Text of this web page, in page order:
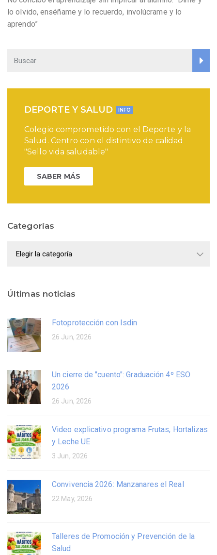
lo olvido, enséñame y lo recuerdo, involúcrame y lo
aprendo”
DEPORTE Y SALUD INFO
Colegio comprometido con el Deporte y la
Salud. Centro con el distintivo de calidad
"Sello vida saludable"
SABER MÁS
Categorías
Últimas noticias
Fotoprotección con Isdin
26 Jun, 2026
Un cierre de "cuento": Graduación 4º ESO
2026
26 Jun, 2026
Video explicativo programa Frutas, Hortalizas
y Leche UE
3 Jun, 2026
Convivencia 2026: Manzanares el Real
22 May, 2026
Talleres de Promoción y Prevención de la
Salud